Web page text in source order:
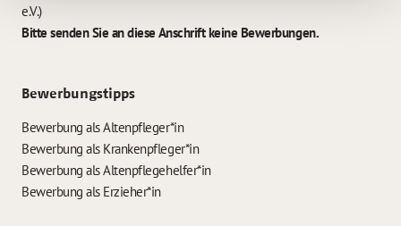
e.V.)
Bitte senden Sie an diese Anschrift keine Bewerbungen.
Bewerbungstipps
Bewerbung als Altenpfleger*in
Bewerbung als Krankenpfleger*in
Bewerbung als Altenpflegehelfer*in
Bewerbung als Erzieher*in